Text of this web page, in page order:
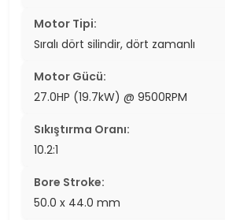
Motor Tipi:
Sıralı dört silindir, dört zamanlı
Motor Gücü:
27.0HP (19.7kW) @ 9500RPM
Sıkıştırma Oranı:
10.2:1
Bore Stroke:
50.0 x 44.0 mm